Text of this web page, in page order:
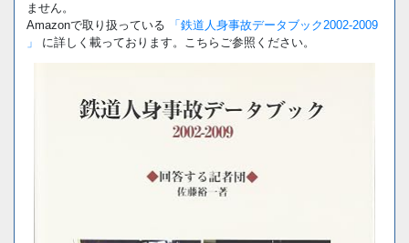
ません。
Amazonで取り扱っている
「鉄道人身事故データブック2002-2009
」
に詳しく載っております。こちらご参照ください。